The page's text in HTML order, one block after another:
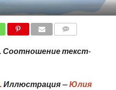
Соотношение текст-
. Иллюстрация —Юлия